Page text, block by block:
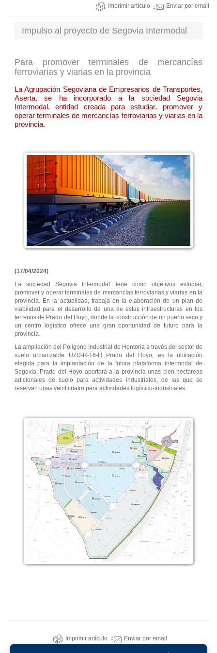
Imprimir artículo Enviar por email
Impulso al proyecto de Segovia Intermodal
Para promover terminales de mercancías
ferroviarias y viarias en la provincia
La Agrupación Segoviana de Empresarios de Transportes,
Aserta, se ha incorporado a la sociedad Segovia
Intermodal, entidad creada para estudiar, promover y
operar terminales de mercancías ferroviarias y viarias en la
provincia.
(17/04/2024)
La sociedad Segovia Intermodal tiene como objetivos estudiar,
promover y operar terminales de mercancías ferroviarias y viarias en la
provincia. En la actualidad, trabaja en la elaboración de un plan de
viabilidad para el desarrollo de una de estas infraestructuras en los
terrenos de Prado del Hoyo, donde la construcción de un puerto seco y
un centro logístico ofrece una gran oportunidad de futuro para la
provincia.
La ampliación del Polígono Industrial de Hontoria a través del sector de
suelo urbanizable UZD-R-16-H Prado del Hoyo, es la ubicación
elegida para la implantación de la futura plataforma intermodal de
Segovia. Prado del Hoyo aportará a la provincia unas cien hectáreas
adicionales de suelo para actividades industriales, de las que se
reservan unas veinticuatro para actividades logístico-industriales.
Imprimir artículo Enviar por email